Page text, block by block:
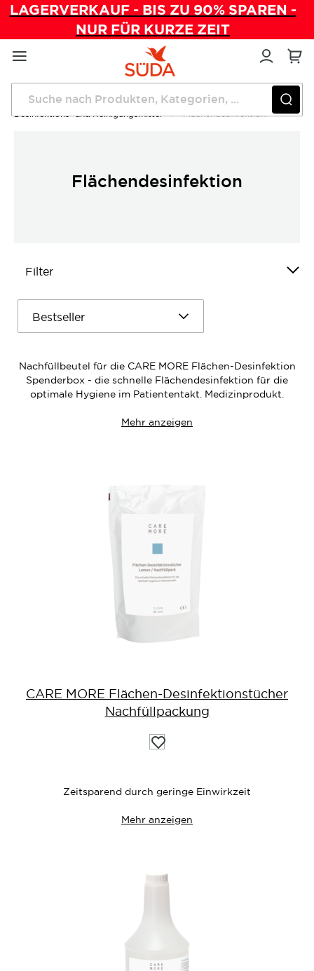
LAGERVERKAUF - BIS ZU 90% SPAREN -
NUR FÜR KURZE ZEIT
Direkt
zum
Inhalt
Startseite
Praxishygiene
Desinfektions- und Reinigungsmittel
Flächendesinfektion
Flächendesinfektion
Filter
Nachfüllbeutel für die CARE MORE Flächen-Desinfektion
Spenderbox - die schnelle Flächendesinfektion für die
optimale Hygiene im Patiententakt. Medizinprodukt.
Mehr anzeigen
CARE MORE Flächen-Desinfektionstücher
Nachfüllpackung
Auf
die
Zeitsparend durch geringe Einwirkzeit
Mehr anzeigen